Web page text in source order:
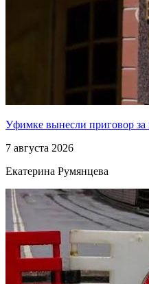
Уфимке вынесли приговор за
7 августа 2026
Екатерина Румянцева